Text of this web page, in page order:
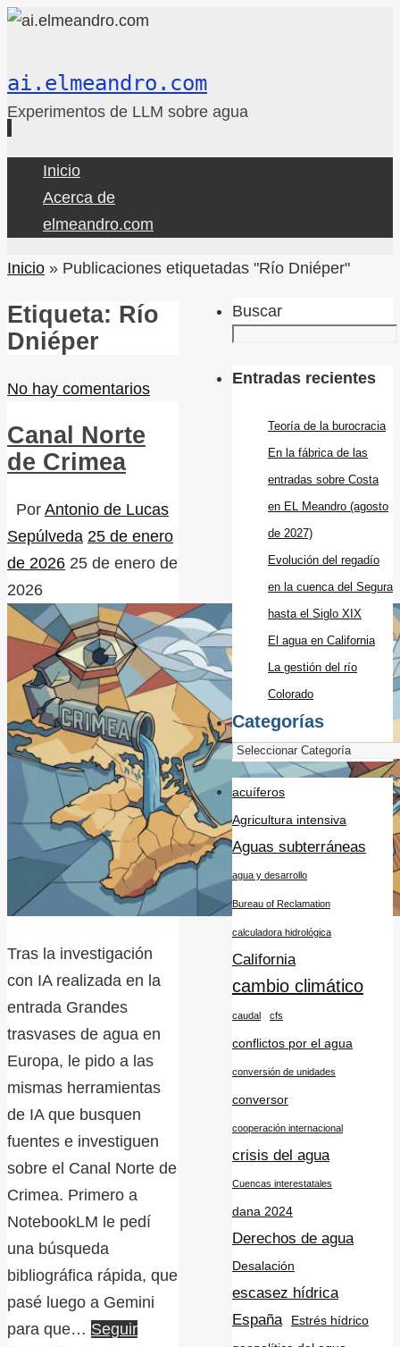
ai.elmeandro.com
Experimentos de LLM sobre agua
contenido
Inicio
Acerca de
elmeandro.com
Inicio » Publicaciones etiquetadas "Río Dniéper"
Etiqueta: Río
Dniéper
No hay comentarios
Canal Norte
de Crimea
Por Antonio de Lucas
Sepúlveda 25 de enero
de 2026 25 de enero de
2026
Tras la investigación
con IA realizada en la
entrada Grandes
trasvases de agua en
Europa, le pido a las
mismas herramientas
de IA que busquen
fuentes e investiguen
sobre el Canal Norte de
Crimea. Primero a
NotebookLM le pedí
una búsqueda
bibliográfica rápida, que
pasé luego a Gemini
para que… Seguir
Buscar
Entradas recientes
Teoría de la burocracia
En la fábrica de las
entradas sobre Costa
en EL Meandro (agosto
de 2027)
Evolución del regadío
en la cuenca del Segura
hasta el Siglo XIX
El agua en California
La gestión del río
Colorado
Categorías
acuíferos
Agricultura intensiva
Aguas subterráneas
agua y desarrollo
Bureau of Reclamation
calculadora hidrológica
California
cambio climático
caudal cfs
conflictos por el agua
conversión de unidades
conversor
cooperación internacional
crisis del agua
Cuencas interestatales
dana 2024
Derechos de agua
Desalación
escasez hídrica
España
Estrés hídrico